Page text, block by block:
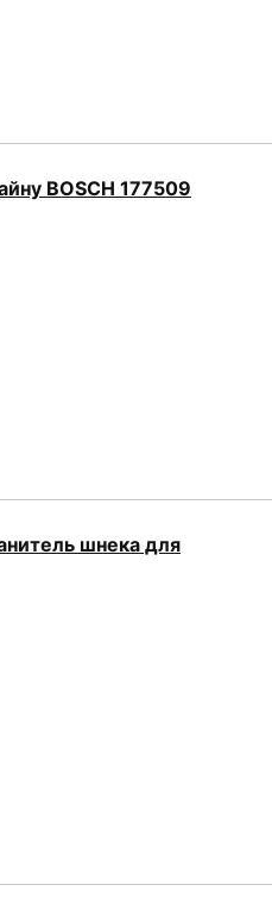
BOSCH 177509
шнека для